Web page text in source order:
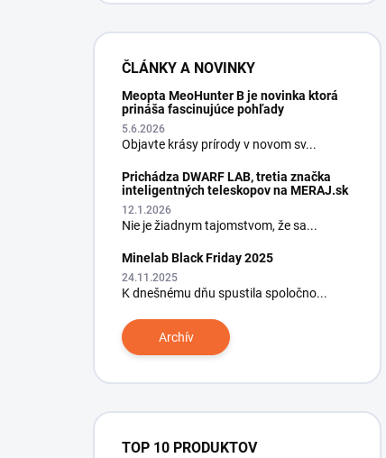
ČLÁNKY A NOVINKY
Meopta MeoHunter B je novinka ktorá
prináša fascinujúce pohľady
5.6.2026
Objavte krásy prírody v novom sv...
Prichádza DWARF LAB, tretia značka
inteligentných teleskopov na MERAJ.sk
12.1.2026
Nie je žiadnym tajomstvom, že sa...
Minelab Black Friday 2025
24.11.2025
K dnešnému dňu spustila spoločno...
Archív
TOP 10 PRODUKTOV